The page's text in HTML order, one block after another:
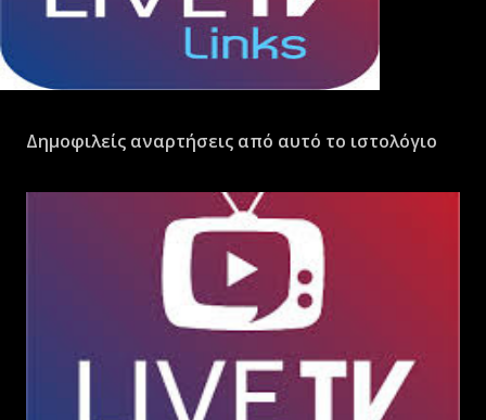
Δημοφιλείς αναρτήσεις από αυτό το ιστολόγιο